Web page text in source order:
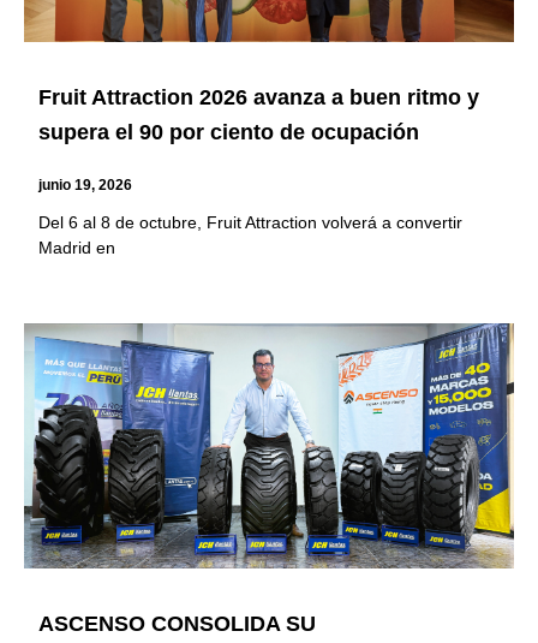
Fruit Attraction 2026 avanza a buen ritmo y
supera el 90 por ciento de ocupación
junio 19, 2026
Del 6 al 8 de octubre, Fruit Attraction volverá a convertir
Madrid en
ASCENSO CONSOLIDA SU